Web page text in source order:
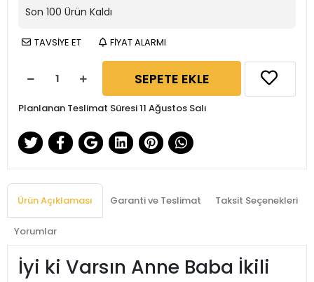
Son 100 Ürün Kaldı
TAVSİYE ET FİYAT ALARMI
SEPETE EKLE
Planlanan Teslimat Süresi 11 Ağustos Salı
Ürün Açıklaması Garanti ve Teslimat Taksit Seçenekleri
Yorumlar
İyi ki Varsın Anne Baba İkili